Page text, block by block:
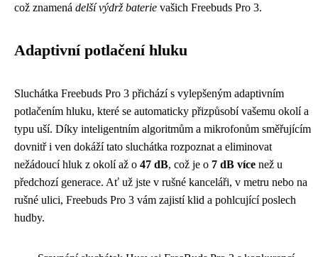
což znamená delší výdrž baterie vašich Freebuds Pro 3.
Adaptivní potlačení hluku
Sluchátka Freebuds Pro 3 přichází s vylepšeným adaptivním
potlačením hluku, které se automaticky přizpůsobí vašemu okolí a
typu uší. Díky inteligentním algoritmům a mikrofonům směřujícím
dovnitř i ven dokáží tato sluchátka rozpoznat a eliminovat
nežádoucí hluk z okolí až o 47 dB, což je o 7 dB více než u
předchozí generace. Ať už jste v rušné kanceláři, v metru nebo na
rušné ulici, Freebuds Pro 3 vám zajistí klid a pohlcující poslech
hudby.